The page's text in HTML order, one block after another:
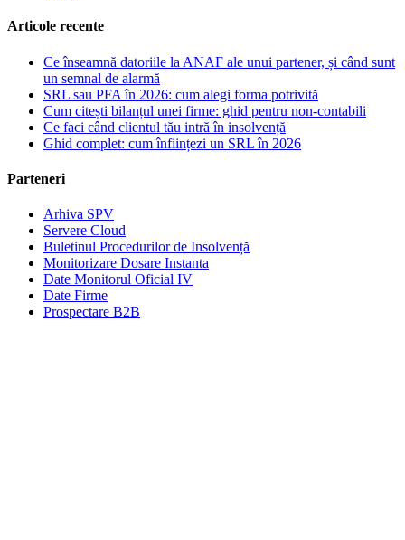
Articole recente
Ce înseamnă datoriile la ANAF ale unui partener, și când sunt
un semnal de alarmă
SRL sau PFA în 2026: cum alegi forma potrivită
Cum citești bilanțul unei firme: ghid pentru non-contabili
Ce faci când clientul tău intră în insolvență
Ghid complet: cum înființezi un SRL în 2026
Parteneri
Arhiva SPV
Servere Cloud
Buletinul Procedurilor de Insolvență
Monitorizare Dosare Instanta
Date Monitorul Oficial IV
Date Firme
Prospectare B2B